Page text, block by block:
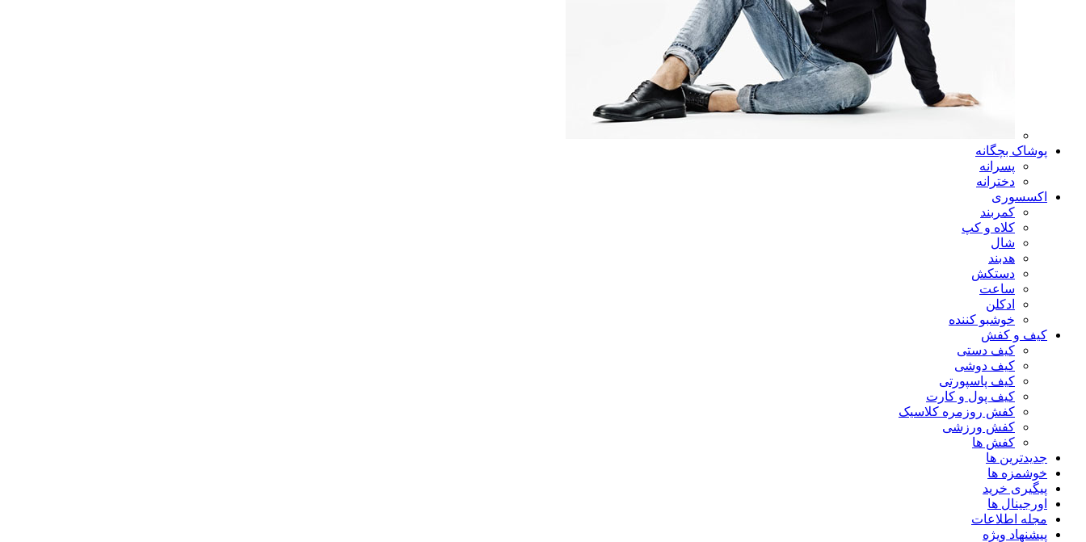
پوشاک بچگانه
پسرانه
دخترانه
اکسسوری
کمربند
کلاه و کپ
شال
هدبند
دستکش
ساعت
ادکلن
خوشبو کننده
کیف و کفش
کیف دستی
کیف دوشی
کیف پاسپورتی
کیف پول و کارت
کفش روزمره کلاسیک
کفش ورزشی
کفش ها
جدیدترین ها
خوشمزه ها
پیگیری خرید
اورجینال ها
مجله اطلاعات
پیشنهاد ویژه